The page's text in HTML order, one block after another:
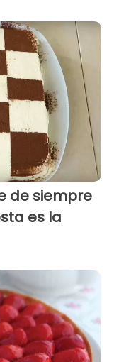
de siempre
es la